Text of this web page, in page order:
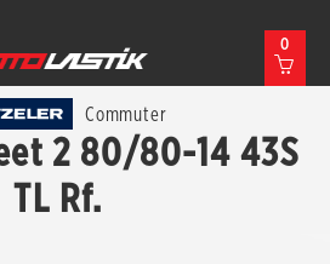
0
Commuter
2 80/80-14 43S
TL Rf.